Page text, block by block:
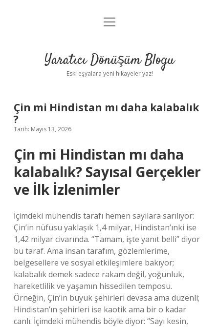
Anasayfa
Yasal Uyarı
menüyü
Yaratıcı Dönüşüm Blogu
Eski eşyalara yeni hikayeler yaz!
Çin mi Hindistan mı daha kalabalık
?
Tarih: Mayıs 13, 2026
Çin mi Hindistan mı daha
kalabalık? Sayısal Gerçekler
ve İlk İzlenimler
İçimdeki mühendis tarafı hemen sayılara sarılıyor:
Çin’in nüfusu yaklaşık 1,4 milyar, Hindistan’ınki ise
1,42 milyar civarında. “Tamam, işte yanıt belli” diyor
bu taraf. Ama insan tarafım, gözlemlerime,
belgesellere ve sosyal etkileşimlere bakıyor;
kalabalık demek sadece rakam değil, yoğunluk,
hareketlilik ve yaşamın hissedilen temposu.
Örneğin, Çin’in büyük şehirleri devasa ama düzenli;
Hindistan’ın şehirleri ise kaotik ama bir o kadar
canlı. İçimdeki mühendis böyle diyor: “Sayı kesin,